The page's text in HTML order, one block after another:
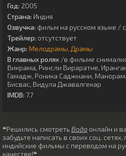
Год: 2005
Страна: Индия
Озвучка: фильм на русском языке /
Трейлер: отсутствует
Жанр: Мелодрамы Драмы
В главных ролях /в фильме
Викрама, Ринсли Вираратне,
Гамадж, Роника Саджнани,
Бисвас, Видула Джавалгекар
IMDB: 7.7
❝Решились смотреть Вода онлайн и
забудьте написать в своих соц.
индийские фильмы с переводом на
качестве!❝